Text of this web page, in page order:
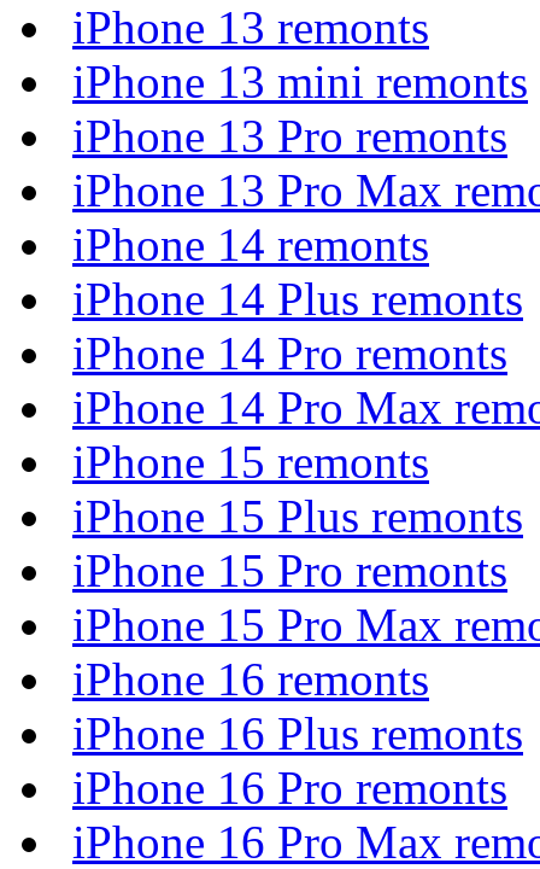
iPhone 13 remonts
iPhone 13 mini remonts
iPhone 13 Pro remonts
iPhone 13 Pro Max
iPhone 14 remonts
iPhone 14 Plus remonts
iPhone 14 Pro remonts
iPhone 14 Pro Max
iPhone 15 remonts
iPhone 15 Plus remonts
iPhone 15 Pro remonts
iPhone 15 Pro Max
iPhone 16 remonts
iPhone 16 Plus remonts
iPhone 16 Pro remonts
iPhone 16 Pro Max